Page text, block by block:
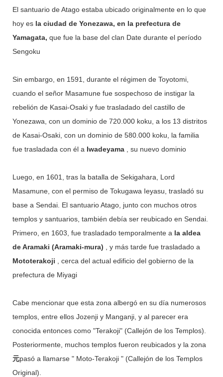
puerta del Templo Daimanji: El Templo Daimanji es un templo
Soto Zen fundado por el clan Oshu Fujiwara. Su nombre de
montaña es Monte Kokuzo, y sus deidades principales son S
El santuario de Atago estaba ubicado originalmente en lo que
hoy es la ciudad de Yonezawa, en la prefectura de
Yamagata, que fue la base del clan Date durante el período
Sengoku
Sin embargo, en 1591, durante el régimen de Toyotomi,
cuando el señor Masamune fue sospechoso de instigar la
rebelión de Kasai-Osaki y fue trasladado del castillo de
Yonezawa, con un dominio de 720.000 koku, a los 13 distritos
de Kasai-Osaki, con un dominio de 580.000 koku, la familia
fue trasladada con él a Iwadeyama, su nuevo dominio
Luego, en 1601, tras la batalla de Sekigahara, Lord
Masamune, con el permiso de Tokugawa Ieyasu, trasladó su
base a Sendai. El santuario Atago, junto con muchos otros
templos y santuarios, también debía ser reubicado en Sendai.
Primero, en 1603, fue trasladado temporalmente a la aldea
de Aramaki (Aramaki-mura) , y más tarde fue trasladado a
Mototerakoji , cerca del actual edificio del gobierno de la
prefectura de Miyagi
Cabe mencionar que esta zona albergó en su día numerosos
templos, entre ellos Jozenji y Manganji, y al parecer era
conocida entonces como "Terakoji" (Callejón de los Templos).
Posteriormente, muchos templos fueron reubicados y la zona
元pasó a llamarse " Moto-Terakoji " (Callejón de los Templos
Original).